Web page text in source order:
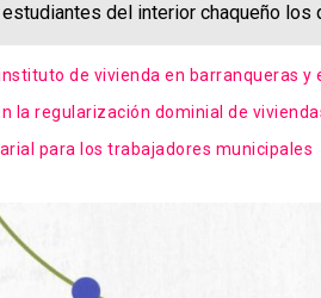
del interior chaqueño
de vivienda en barranqueras y
la regularización dominial de
para los trabajadores municipales